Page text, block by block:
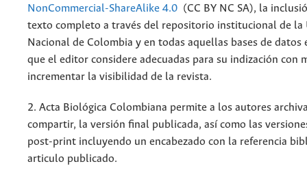
NonCommercial-ShareAlike 4.0 (CC BY NC SA), la
texto completo a través del repositorio institucional de la
Nacional de Colombia y en todas aquellas bases de datos
que el editor considere adecuadas para su indización con
incrementar la visibilidad de la revista.
2. Acta Biológica Colombiana permite a los autores
compartir, la versión final publicada, así como las
post-print incluyendo un encabezado con la referencia
articulo publicado.